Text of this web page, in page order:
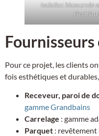
Isolation biosourcée
Pour ce projet, les clients
fois esthétiques et
Receveur, paroi de
gamme Grandbains
Carrelage : gamme
Parquet :